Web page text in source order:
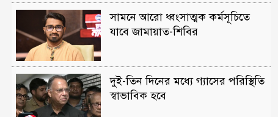
সামনে আরো ধ্বংসাত্মক কর্মসূচিতে
যাবে জামায়াত-শিবির
দুই-তিন দিনের মধ্যে গ্যাসের পরিস্থিতি
স্বাভাবিক হবে